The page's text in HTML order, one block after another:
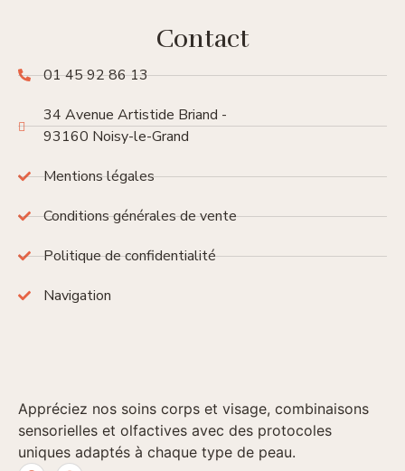
Contact
01 45 92 86 13
34 Avenue Artistide Briand -
93160 Noisy-le-Grand
Mentions légales
Conditions générales de vente
Politique de confidentialité
Navigation
Appréciez nos soins corps et visage, combinaisons
sensorielles et olfactives avec des protocoles
uniques adaptés à chaque type de peau.